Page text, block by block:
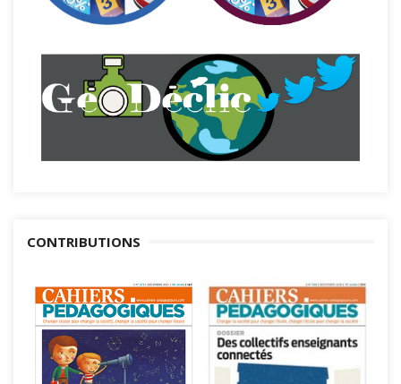
CONTRIBUTIONS